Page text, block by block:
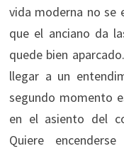
vida moderna no se
que el anciano da
quede bien
llegar a un
segundo momento
en el asiento del
Quiere